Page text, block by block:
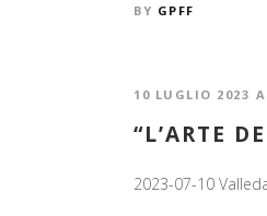
BY GPFF
10 LUGLIO 2023
“L’ARTE
2023-07-10